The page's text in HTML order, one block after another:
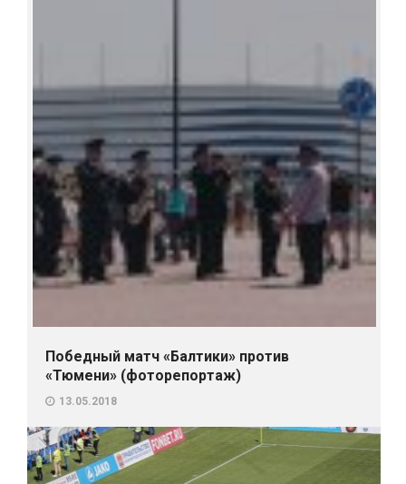
Победный матч «Балтики» против
«Тюмени» (фоторепортаж)
13.05.2018